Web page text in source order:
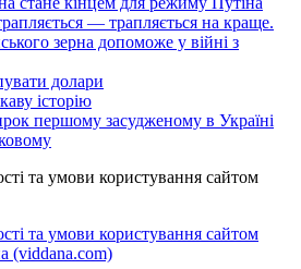
— трапляється на краще.
зерна допоможе у війні з
долари
історію
першому засудженому в Україні
та умови користування сайтом
та умови користування сайтом
(viddana.com)